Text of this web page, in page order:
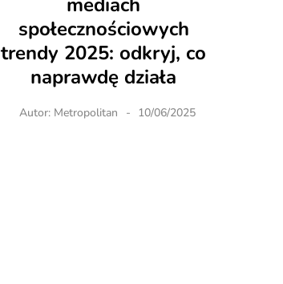
społecznościowych
trendy 2025: odkryj, co
naprawdę działa
Autor: Metropolitan 10/06/2025